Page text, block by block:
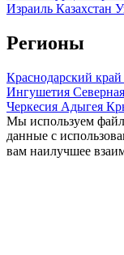
Израиль Казахстан
Регионы
Краснодарский край
Ингушетия
Черкесия Адыгея
Мы используем
данные с
вам наилучшее